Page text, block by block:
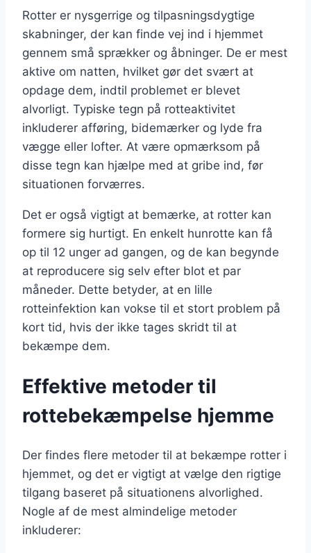
Rotter er nysgerrige og tilpasningsdygtige
skabninger, der kan finde vej ind i hjemmet
gennem små sprækker og åbninger. De er mest
aktive om natten, hvilket gør det svært at
opdage dem, indtil problemet er blevet
alvorligt. Typiske tegn på rotteaktivitet
inkluderer afføring, bidemærker og lyde fra
vægge eller lofter. At være opmærksom på
disse tegn kan hjælpe med at gribe ind, før
situationen forværres.
Det er også vigtigt at bemærke, at rotter kan
formere sig hurtigt. En enkelt hunrotte kan få
op til 12 unger ad gangen, og de kan begynde
at reproducere sig selv efter blot et par
måneder. Dette betyder, at en lille
rotteinfektion kan vokse til et stort problem på
kort tid, hvis der ikke tages skridt til at
bekæmpe dem.
Effektive metoder til
rottebekæmpelse hjemme
Der findes flere metoder til at bekæmpe rotter i
hjemmet, og det er vigtigt at vælge den rigtige
tilgang baseret på situationens alvorlighed.
Nogle af de mest almindelige metoder
inkluderer: